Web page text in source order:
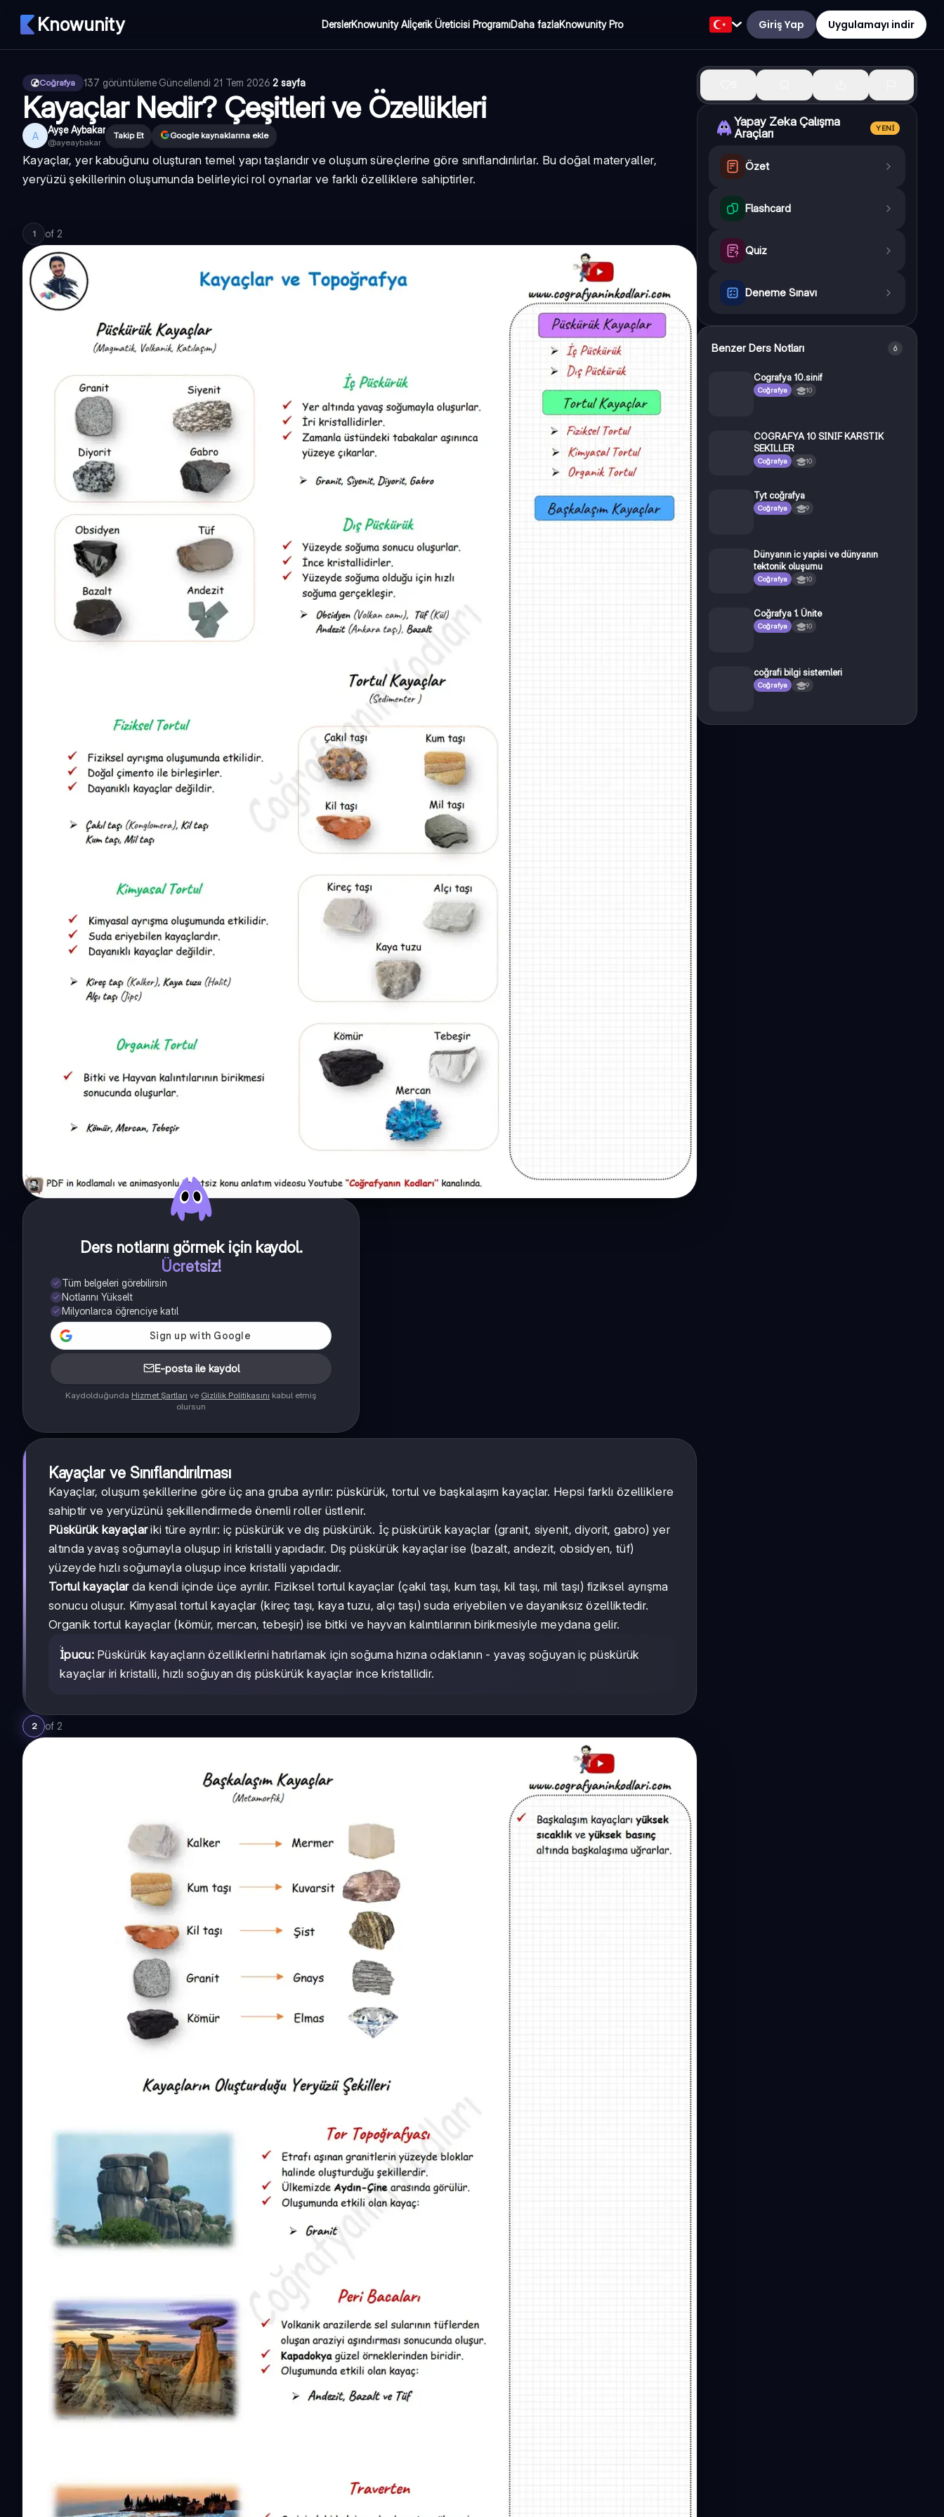
Knowunity DerslerKnowunity AIİçerik Üreticisi ProgramıDaha fazlaKnowunity Pro Giriş Yap Uygulamayı indir
Coğrafya 137 görüntüleme·Güncellendi 21 Tem 2026·2 sayfa
Kayaçlar Nedir? Çeşitleri ve Özellikleri
A Ayşe Aybakar
@ayeaybakar
Takip Et Google kaynaklarına ekle
Kayaçlar, yer kabuğunu oluşturan temel yapı taşlarıdır ve oluşum süreçlerine göre sınıflandırılırlar. Bu doğal materyaller,
yeryüzü şekillerinin oluşumunda belirleyici rol oynarlar ve farklı özelliklere sahiptirler.
1 of 2
Ders notlarını görmek için kaydol.
Ücretsiz!
Tüm belgeleri görebilirsin
Notlarını Yükselt
Milyonlarca öğrenciye katıl
E-posta ile kaydol
Kaydolduğunda Hizmet Şartları ve Gizlilik Politikasını kabul etmiş
olursun
Kayaçlar ve Sınıflandırılması
Kayaçlar, oluşum şekillerine göre üç ana gruba ayrılır: püskürük, tortul ve başkalaşım kayaçlar. Hepsi farklı özelliklere
sahiptir ve yeryüzünü şekillendirmede önemli roller üstlenir.
Püskürük kayaçlariki türe ayrılır: iç püskürük ve dış püskürük. İç püskürük kayaçlar (granit, siyenit, diyorit, gabro) yer
altında yavaş soğumayla oluşup iri kristalli yapıdadır. Dış püskürük kayaçlar ise (bazalt, andezit, obsidyen, tüf)
yüzeyde hızlı soğumayla oluşup ince kristalli yapıdadır.
Tortul kayaçlarda kendi içinde üçe ayrılır. Fiziksel tortul kayaçlar (çakıl taşı, kum taşı, kil taşı, mil taşı) fiziksel ayrışma
sonucu oluşur. Kimyasal tortul kayaçlar (kireç taşı, kaya tuzu, alçı taşı) suda eriyebilen ve dayanıksız özelliktedir.
Organik tortul kayaçlar (kömür, mercan, tebeşir) ise bitki ve hayvan kalıntılarının birikmesiyle meydana gelir.
İpucu:Püskürük kayaçların özelliklerini hatırlamak için soğuma hızına odaklanın - yavaş soğuyan iç püskürük
kayaçlar iri kristalli, hızlı soğuyan dış püskürük kayaçlar ince kristallidir.
2 of 2
Yapay Zeka Çalışma
Araçları
YENI
Özet
Flashcard
Quiz
Deneme Sınavı
Benzer Ders Notları 6
Cografya 10.sinif
Coğrafya 10
COGRAFYA 10 SINIF KARSTIK
SEKILLER
Coğrafya 10
Tyt coğrafya
Coğrafya 9
Dünyanın ic yapisi ve dünyanın
tektonik oluşumu
Coğrafya 10
Coğrafya 1. Ünite
Coğrafya 10
coğrafi bilgi sistemleri
Coğrafya 9